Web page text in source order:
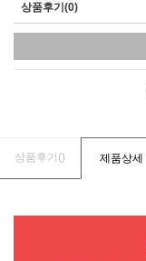
상품후기(0)
상품후기() 제품상세